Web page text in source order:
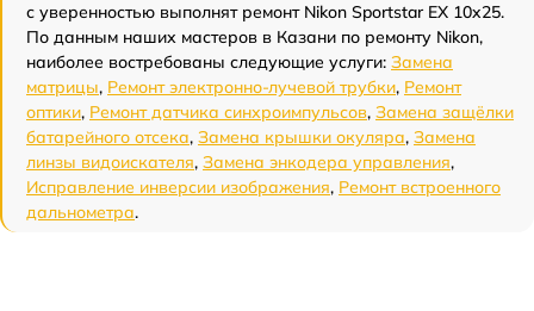
с уверенностью выполнят ремонт Nikon Sportstar EX 10x25.
По данным наших мастеров в Казани по ремонту Nikon,
наиболее востребованы следующие услуги: Замена
матрицы, Ремонт электронно-лучевой трубки, Ремонт
оптики, Ремонт датчика синхроимпульсов, Замена защёлки
батарейного отсека, Замена крышки окуляра, Замена
линзы видоискателя, Замена энкодера управления,
Исправление инверсии изображения, Ремонт встроенного
дальнометра.